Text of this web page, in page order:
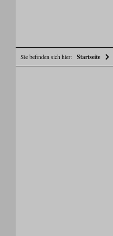
Sie befinden sich hier: Startseite